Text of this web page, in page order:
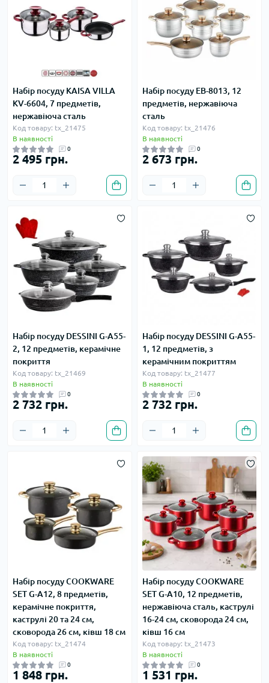
Набір посуду KAISA VILLA
KV-6604, 7 предметів,
нержавіюча сталь
Код товару: tx_21475
В наявності
0
2 495 грн.
Набір посуду EB-8013, 12
предметів, нержавіюча
сталь
Код товару: tx_21476
В наявності
0
2 673 грн.
Набір посуду DESSINI G-A55-
2, 12 предметів, керамічне
покриття
Код товару: tx_21469
В наявності
0
2 732 грн.
Набір посуду DESSINI G-A55-
1, 12 предметів, з
керамічним покриттям
Код товару: tx_21477
В наявності
0
2 732 грн.
Набір посуду COOKWARE
SET G-A12, 8 предметів,
керамічне покриття,
каструлі 20 та 24 см,
сковорода 26 см, ківш 18 см
Код товару: tx_21474
В наявності
0
1 848 грн.
Набір посуду COOKWARE
SET G-A10, 12 предметів,
нержавіюча сталь, каструлі
16-24 см, сковорода 24 см,
ківш 16 см
Код товару: tx_21473
В наявності
0
1 531 грн.